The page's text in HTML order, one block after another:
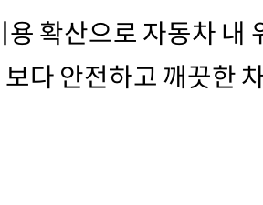
확산으로 자동차 내
다 안전하고 깨끗한